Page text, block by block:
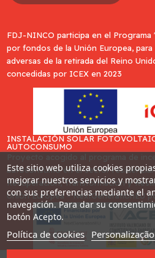
FDJ-NINCO participa en el
por fondos de la Unión Europea,
adversas de la retirada del Reino
concedidas por ICEX en 2023
INSTALACIÓN SOLAR
AUTOCONSUMO
autoconsumo en el sector residencial
Recuperación, Transformación y
Unión Europea - NextGenerationEU
Este sitio web utiliza cookies
mejorar nuestros servicios y
con sus preferencias mediante el
navegación. Para dar su
botón Acepto.
Política de cookies